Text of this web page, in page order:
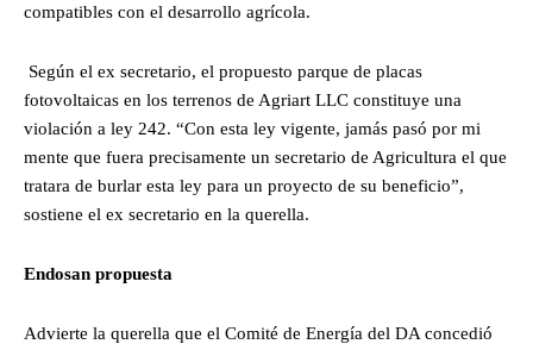
compatibles con el desarrollo agrícola.
Según el ex secretario, el propuesto parque de placas
fotovoltaicas en los terrenos de Agriart LLC constituye una
violación a ley 242. “Con esta ley vigente, jamás pasó por mi
mente que fuera precisamente un secretario de Agricultura el que
tratara de burlar esta ley para un proyecto de su beneficio”,
sostiene el ex secretario en la querella.
Endosan propuesta
Advierte la querella que el Comité de Energía del DA concedió